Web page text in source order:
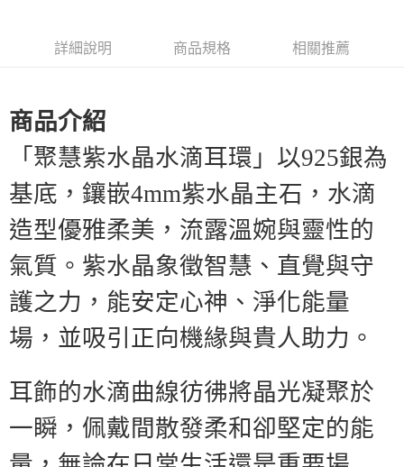
帳／街口支付／iPASS MONEY」等通路繳費。
用戶於交易時，得透過本服務購買商品或服務，並由商店將買賣／分期付款
買賣價金債權讓與本公司後，依約使用本公司帳單繳交帳款。
2.基於同意付款使用「大哥付你分期」之契約關係目的，商店將以您的個人
資料（包含姓名、電話或地址）提供予台灣大哥大進項蒐集、處理及利用，
3.完整用戶服務條款，請詳閱以下連結：https://oppay.tw/userRule
宅配
每筆NT$120，滿NT$1,500(含以上)免運費
貨到付款
詳細說明 商品規格 相關推薦
商品介紹
「聚慧紫水晶水滴耳環」以925銀為
基底，鑲嵌4mm紫水晶主石，水滴
造型優雅柔美，流露溫婉與靈性的
氣質。紫水晶象徵智慧、直覺與守
護之力，能安定心神、淨化能量
場，並吸引正向機緣與貴人助力。
耳飾的水滴曲線彷彿將晶光凝聚於
一瞬，佩戴間散發柔和卻堅定的能